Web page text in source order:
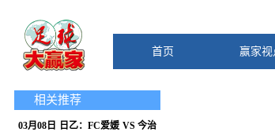
首页 赢家视
相关推荐
03月08日 日乙：FC爱媛 VS 今治